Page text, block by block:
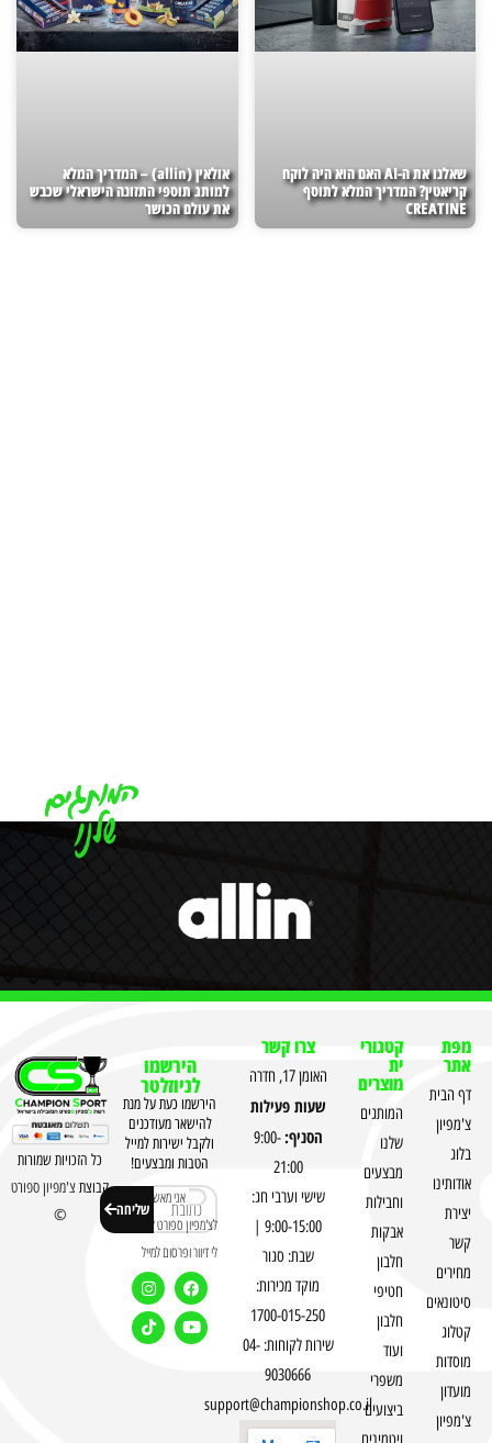
שאלנו את ה-AI האם הוא היה לוקח
קריאטין? המדריך המלא לתוסף
CREATINE
אולאין (allin) – המדריך המלא
למותג תוספי התזונה הישראלי שכבש
את עולם הכושר
מפת
אתר
דף הבית
צ'מפיון
בלוג
אודותינו
יצירת
קשר
מחירים
סיטונאים
קטלוג
מוסדות
מועדון
צ'מפיון
קטגורי
ית
מוצרים
המותגים
שלנו
מבצעים
וחבילות
אבקות
חלבון
חטיפי
חלבון
ועוד
משפרי
ביצועים
צרו קשר
האומן 17, חדרה
שעות פעילות
הסניף:9:00-
21:00
שישי וערבי חג:
9:00-15:00 |
שבת: סגור
מוקד מכירות:
1700-015-250
שירות לקוחות: 04-
9030666
support@championshop.co.il
הירשמו
לניוזלטר
הירשמו כעת על מנת
להישאר מעודכנים
ולקבל ישירות למייל
הטבות ומבצעים!
אני מאשר
לצ'מפיון ספורט לשלוח
לי דיוור ופרסום למייל
שליחה
כל הזכויות שמורות
קבוצתצ'מפיון ספורט
©